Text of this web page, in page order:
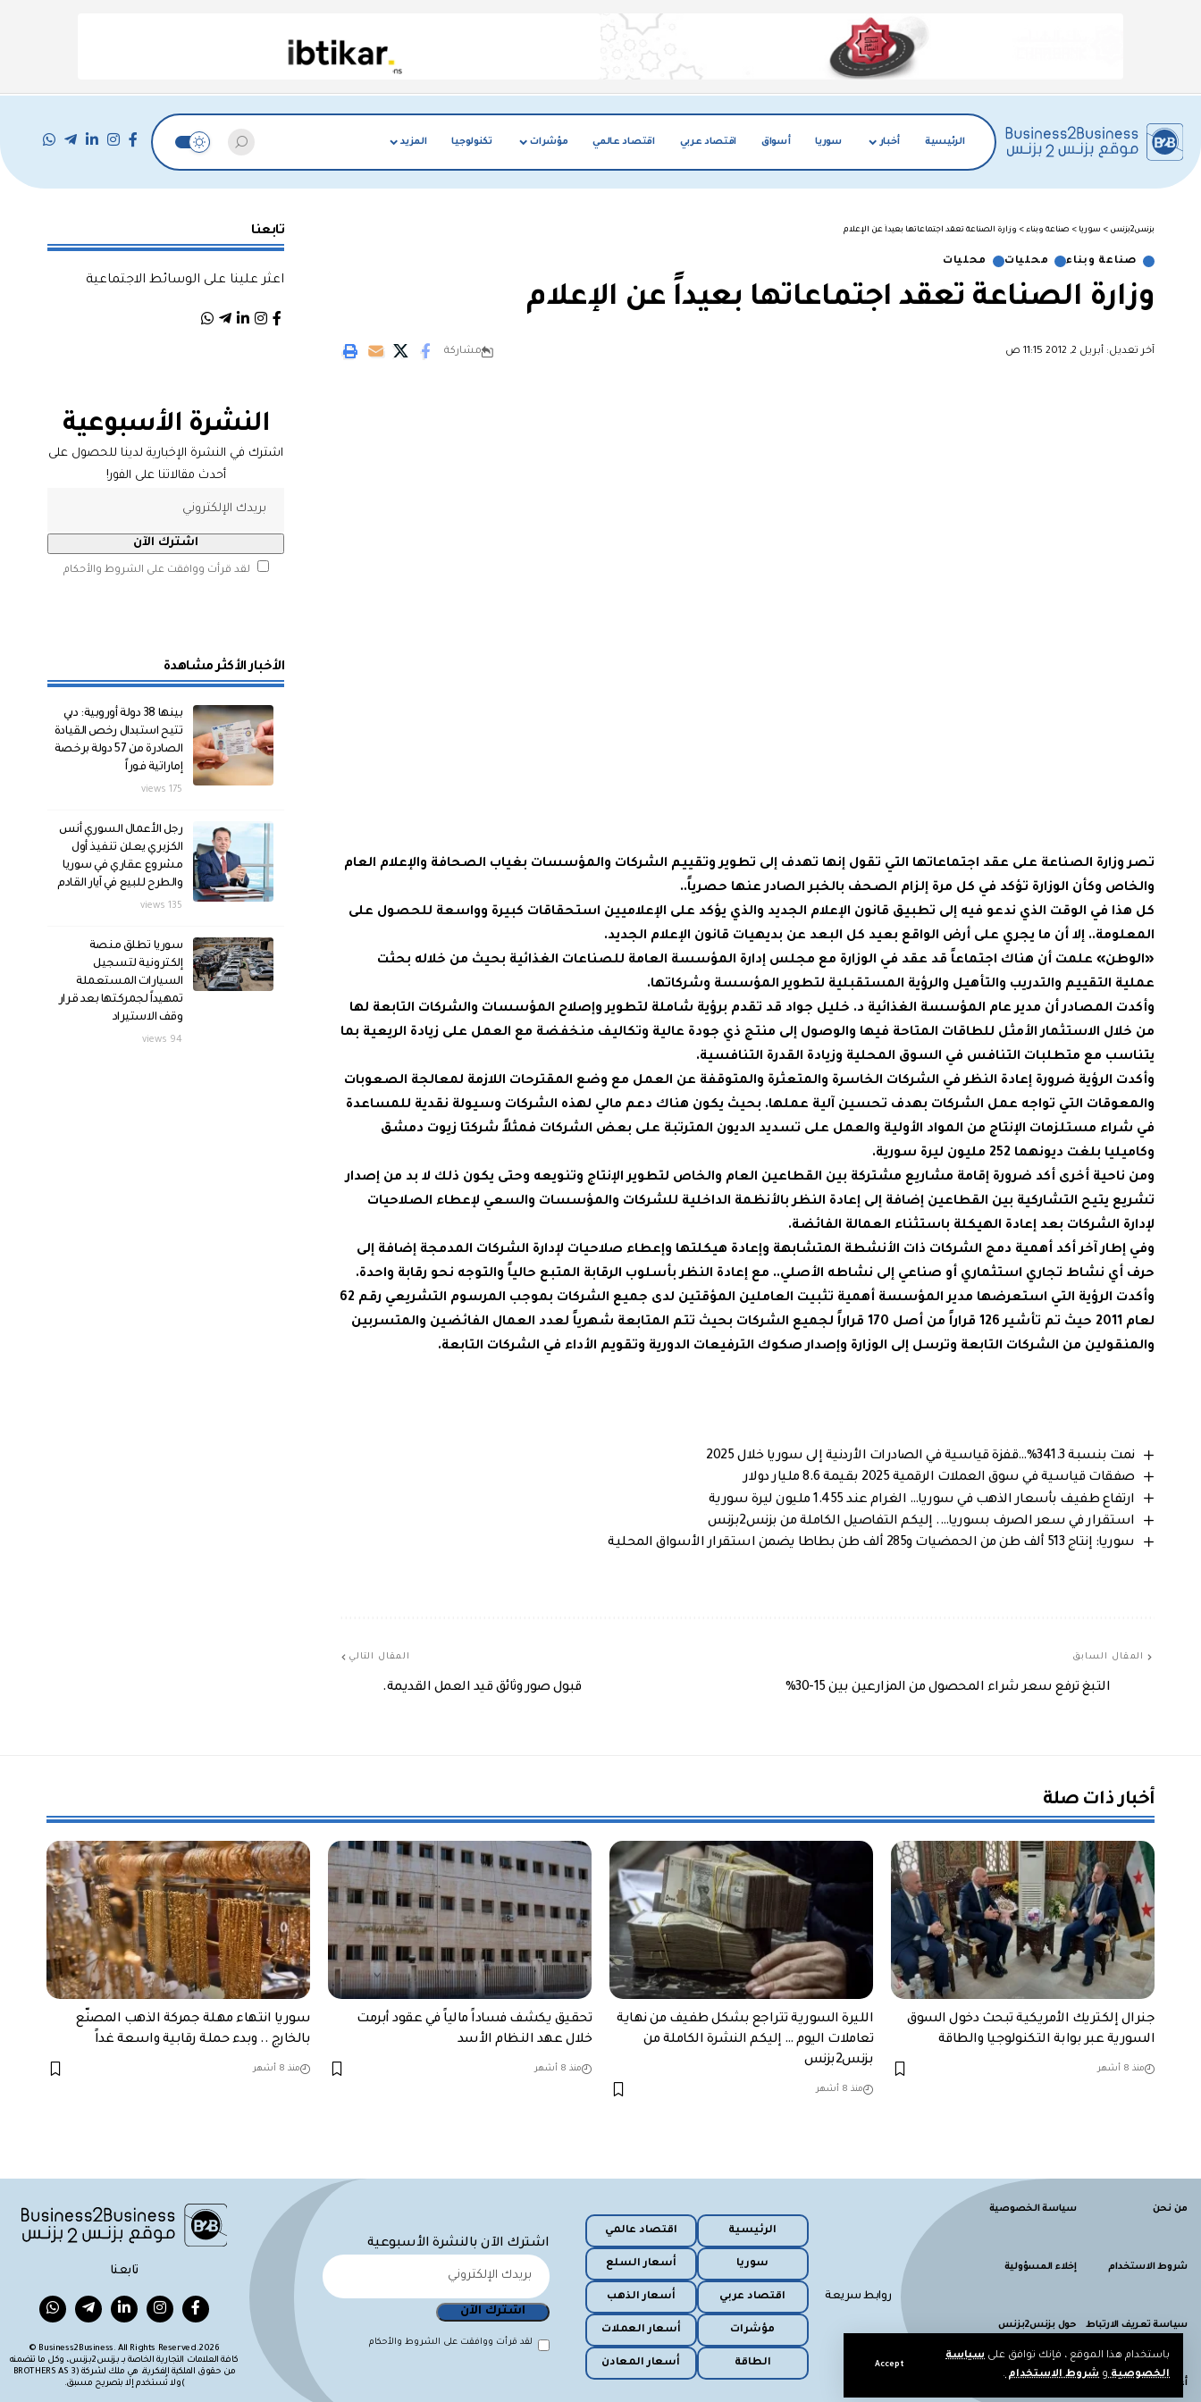
باستخدام هذا الموقع ، فإنك توافق على سياسة
الخصوصيةو شروط الاستخدام.
Accept
الرئيسية أخبار سوريا أسواق اقتصاد عربي اقتصاد عالمي مؤشرات تكنولوجيا المزيد
بزنس2بزنس > سوريا > صناعة وبناء > وزارة الصناعة تعقد اجتماعاتها بعيداً عن الإعلام
صناعة وبناء محليات محليات
وزارة الصناعة تعقد اجتماعاتها بعيداً عن الإعلام
آخر تعديل: أبريل 2, 2012 11:15 ص مشاركة
تصر وزارة الصناعة على عقد اجتماعاتها التي تقول إنها تهدف إلى تطوير وتقييم الشركات والمؤسسات بغياب الصحافة والإعلام العام
والخاص وكأن الوزارة تؤكد في كل مرة إلزام الصحف بالخبر الصادر عنها حصرياً..
كل هذا في الوقت الذي ندعو فيه إلى تطبيق قانون الإعلام الجديد والذي يؤكد على الإعلاميين استحقاقات كبيرة وواسعة للحصول على
المعلومة.. إلا أن ما يجري على أرض الواقع بعيد كل البعد عن بديهيات قانون الإعلام الجديد.
«الوطن» علمت أن هناك اجتماعاً قد عقد في الوزارة مع مجلس إدارة المؤسسة العامة للصناعات الغذائية بحيث من خلاله بحثت
عملية التقييم والتدريب والتأهيل والرؤية المستقبلية لتطوير المؤسسة وشركاتها.
وأكدت المصادر أن مدير عام المؤسسة الغذائية د. خليل جواد قد تقدم برؤية شاملة لتطوير وإصلاح المؤسسات والشركات التابعة لها
من خلال الاستثمار الأمثل للطاقات المتاحة فيها والوصول إلى منتج ذي جودة عالية وتكاليف منخفضة مع العمل على زيادة الريعية بما
يتناسب مع متطلبات التنافس في السوق المحلية وزيادة القدرة التنافسية.
وأكدت الرؤية ضرورة إعادة النظر في الشركات الخاسرة والمتعثرة والمتوقفة عن العمل مع وضع المقترحات اللازمة لمعالجة الصعوبات
والمعوقات التي تواجه عمل الشركات بهدف تحسين آلية عملها. بحيث يكون هناك دعم مالي لهذه الشركات وسيولة نقدية للمساعدة
في شراء مستلزمات الإنتاج من المواد الأولية والعمل على تسديد الديون المترتبة على بعض الشركات فمثلاً شركتا زيوت دمشق
وكاميليا بلغت ديونهما 252 مليون ليرة سورية.
ومن ناحية أخرى أكد ضرورة إقامة مشاريع مشتركة بين القطاعين العام والخاص لتطوير الإنتاج وتنويعه وحتى يكون ذلك لا بد من إصدار
تشريع يتيح التشاركية بين القطاعين إضافة إلى إعادة النظر بالأنظمة الداخلية للشركات والمؤسسات والسعي لإعطاء الصلاحيات
لإدارة الشركات بعد إعادة الهيكلة باستثناء العمالة الفائضة.
وفي إطار آخر أكد أهمية دمج الشركات ذات الأنشطة المتشابهة وإعادة هيكلتها وإعطاء صلاحيات لإدارة الشركات المدمجة إضافة إلى
حرف أي نشاط تجاري استثماري أو صناعي إلى نشاطه الأصلي.. مع إعادة النظر بأسلوب الرقابة المتبع حالياً والتوجه نحو رقابة واحدة.
وأكدت الرؤية التي استعرضها مدير المؤسسة أهمية تثبيت العاملين المؤقتين لدى جميع الشركات بموجب المرسوم التشريعي رقم 62
لعام 2011 حيث تم تأشير 126 قراراً من أصل 170 قراراً لجميع الشركات بحيث تتم المتابعة شهرياً لعدد العمال الفائضين والمتسربين
والمنقولين من الشركات التابعة وترسل إلى الوزارة وإصدار صكوك الترفيعات الدورية وتقويم الأداء في الشركات التابعة.
نمت بنسبة 341.3%…قفزة قياسية في الصادرات الأردنية إلى سوريا خلال 2025
صفقات قياسية في سوق العملات الرقمية 2025 بقيمة 8.6 مليار دولار
ارتفاع طفيف بأسعار الذهب في سوريا… الغرام عند 1.455 مليون ليرة سورية
استقرار في سعر الصرف بسوريا…. إليكم التفاصيل الكاملة من بزنس2بزنس
سوريا: إنتاج 513 ألف طن من الحمضيات و285 ألف طن بطاطا يضمن استقرار الأسواق المحلية
المقال السابق
التبغ ترفع سعر شراء المحصول من المزارعين بين 15-30%
المقال التالي
قبول صور وثائق قيد العمل القديمة.
تابعنا
اعثر علينا على الوسائط الاجتماعية
النشرة الأسبوعية
اشترك في النشرة الإخبارية لدينا للحصول على
أحدث مقالاتنا على الفور!
لقد قرأت ووافقت على الشروط والأحكام
الأخبار الأكثر مشاهدة
بينها 38 دولة أوروبية: دبي
تتيح استبدال رخص القيادة
الصادرة من 57 دولة برخصة
إماراتية فوراً
175 views
رجل الأعمال السوري أنس
الكزبري يعلن تنفيذ أول
مشروع عقاري في سوريا
والطرح للبيع في آيار القادم
135 views
سوريا تطلق منصة
إلكترونية لتسجيل
السيارات المستعملة
تمهيداً لجمركتها بعد قرار
وقف الاستيراد
94 views
أخبار ذات صلة
جنرال إلكتريك الأمريكية تبحث دخول السوق
السورية عبر بوابة التكنولوجيا والطاقة
منذ 8 أشهر
الليرة السورية تتراجع بشكل طفيف من نهاية
تعاملات اليوم … إليكم النشرة الكاملة من
بزنس2بزنس
منذ 8 أشهر
تحقيق يكشف فساداً مالياً في عقود أبرمت
خلال عهد النظام الأسد
منذ 8 أشهر
سوريا انتهاء مهلة جمركة الذهب المصنّع
بالخارج .. وبدء حملة رقابية واسعة غداً
منذ 8 أشهر
من نحن سياسة الخصوصية
شروط الاستخدام إخلاء المسؤولية
سياسة تعريف الارتباط حول بزنس2بزنس
أعلن معنا
روابط سريعة
الرئيسية اقتصاد عالمي
سوريا أسعار السلع
اقتصاد عربي أسعار الذهب
مؤشرات أسعار العملات
الطاقة أسعار المعادن
اشترك الآن بالنشرة الأسبوعية
لقد قرأت ووافقت على الشروط والأحكام
تابعنا
Business2Business. All Rights Reserved.2026 ©
كافة العلامات التجارية الخاصة بـ بزنس2بزنس، وكل ما تتضمنه
من حقوق الملكية الفكرية، هي ملك لشركة (BROTHERS AS 3
)ولا تُستخدم إلا بتصريح مسبق.